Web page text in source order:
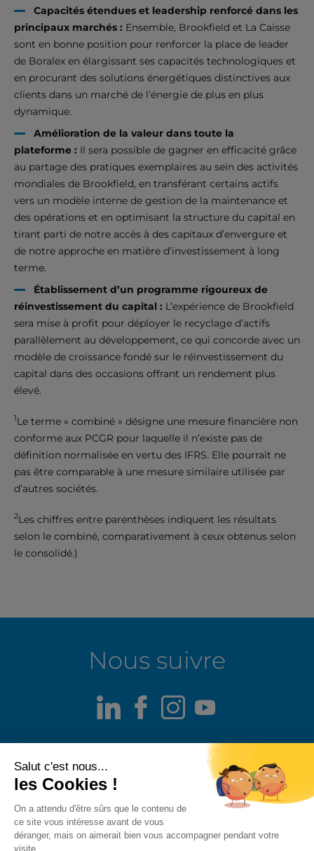
Capacités étendues et leadership renforcé dans les
principaux marchés : Ensemble, Brookfield et La Caisse
sont en bonne position pour renforcer la place de leader
de Boralex en élargissant ses capacités technologiques et
en procurant des solutions énergétiques distinctives aux
clients dans un marché de l’énergie de plus en plus
dynamique.
Amélioration de la valeur dans toute la
plateforme : Il sera possible de gagner en efficacité grâce
au partage des pratiques exemplaires au sein des activités
mondiales de Brookfield, en transférant certains actifs
vers un modèle interne de gestion de la maintenance et
des opérations et en optimisant la structure du capital en
tirant parti de notre accès à des capitaux d’envergure et
de notre approche en matière d’investissement à long
terme.
Établissement d’un programme rigoureux de
réinvestissement du capital : L’expérience de Brookfield
sera mise à profit pour déployer le recyclage d’actifs
parallèlement au développement, ce qui concorde avec un
modèle de croissance fondé sur le réinvestissement du
capital dans des occasions offrant un rendement plus
élevé.
1 Le terme « combiné » désigne une mesure financière non
conforme aux PCGR pour laquelle il n’existe pas de
définition normalisée en vertu des IFRS. Elle pourrait ne
pas être comparable à une mesure similaire utilisée par
d’autres sociétés.
2Les chiffres entre parenthèses indiquent les résultats
selon le combiné, comparativement à ceux obtenus selon
le consolidé.)
Nous suivre
LinkedIn
Facebook
Instagram